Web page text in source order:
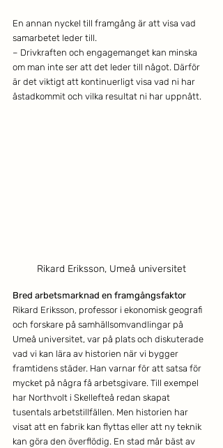
En annan nyckel till framgång är att visa vad
samarbetet leder till.
– Drivkraften och engagemanget kan minska
om man inte ser att det leder till något. Därför
är det viktigt att kontinuerligt visa vad ni har
åstadkommit och vilka resultat ni har uppnått.
Rikard Eriksson, Umeå universitet
Bred arbetsmarknad en framgångsfaktor
Rikard Eriksson, professor i ekonomisk geografi
och forskare på samhällsomvandlingar på
Umeå universitet, var på plats och diskuterade
vad vi kan lära av historien när vi bygger
framtidens städer. Han varnar för att satsa för
mycket på några få arbetsgivare. Till exempel
har Northvolt i Skellefteå redan skapat
tusentals arbetstillfällen. Men historien har
visat att en fabrik kan flyttas eller att ny teknik
kan göra den överflödig. En stad mår bäst av